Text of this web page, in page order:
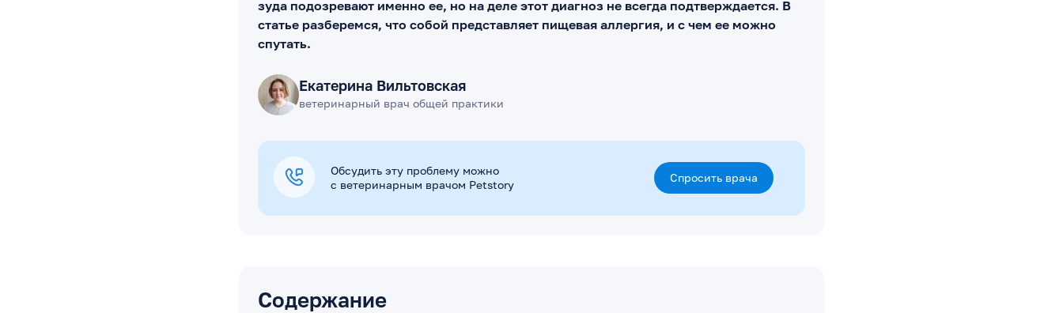
зуда подозревают именно ее, но на деле этот диагноз не всегда подтверждается. В
статье разберемся, что собой представляет пищевая аллергия, и с чем ее можно
спутать.
Екатерина Вильтовская
ветеринарный врач общей практики
Обсудить эту проблему можно
с ветеринарным врачом Petstory
Спросить врача
Содержание